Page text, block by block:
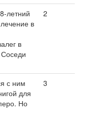
летний
в
в
2
с ним
для
Но
3